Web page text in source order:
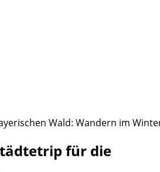
Wald: Wandern im
für die